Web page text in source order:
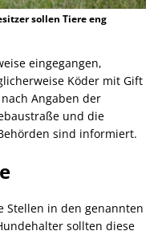
sollen Tiere eng
eingegangen,
Köder mit Gift
Angaben der
und die
sind informiert.
Stellen in den genannten
sollten diese